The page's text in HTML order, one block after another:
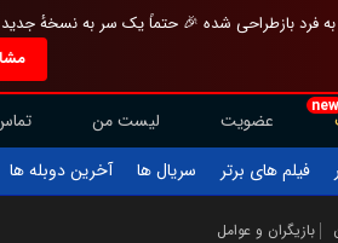
به فرد بازطراحی شده 🎉 حتماً یک سر به نسخهٔ
new
عضویت لیست من
فیلم های برتر سریال ها آخرین دوبله ها
بازیگران و عوامل